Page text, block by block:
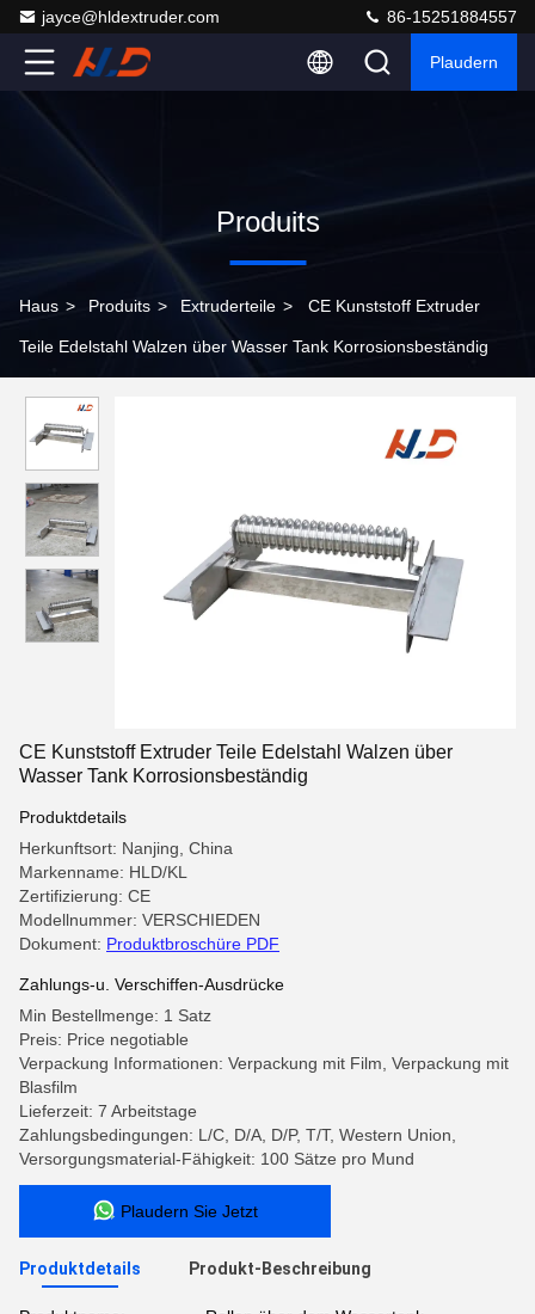
jayce@hldextruder.com 86-15251884557
Plaudern
Produits
Haus > Produits > Extruderteile > CE Kunststoff Extruder
Teile Edelstahl Walzen über Wasser Tank Korrosionsbeständig
CE Kunststoff Extruder Teile Edelstahl Walzen über
Wasser Tank Korrosionsbeständig
Produktdetails
Herkunftsort: Nanjing, China
Markenname: HLD/KL
Zertifizierung: CE
Modellnummer: VERSCHIEDEN
Dokument: Produktbroschüre PDF
Zahlungs-u. Verschiffen-Ausdrücke
Min Bestellmenge: 1 Satz
Preis: Price negotiable
Verpackung Informationen: Verpackung mit Film, Verpackung mit
Blasfilm
Lieferzeit: 7 Arbeitstage
Zahlungsbedingungen: L/C, D/A, D/P, T/T, Western Union,
Versorgungsmaterial-Fähigkeit: 100 Sätze pro Mund
Plaudern Sie Jetzt
Produktdetails Produkt-Beschreibung